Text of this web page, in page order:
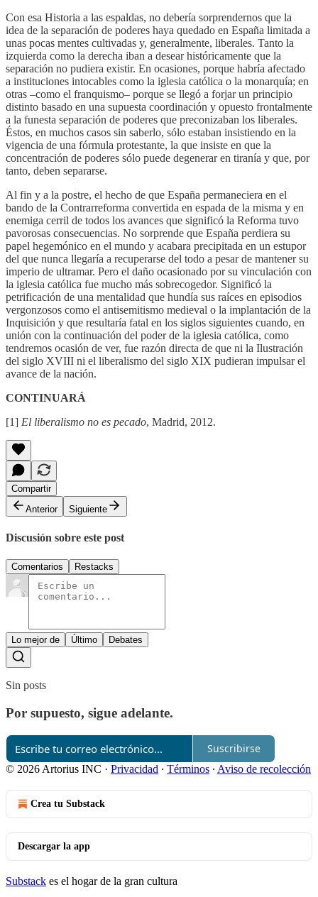
Con esa Historia a las espaldas, no debería sorprendernos que la
idea de la separación de poderes haya quedado en España limitada a
unas pocas mentes cultivadas y, generalmente, liberales. Tanto la
izquierda como la derecha iban a desear históricamente que la
separación no pudiera existir. En ocasiones, porque habría afectado
a instituciones intocables como la iglesia católica o la monarquía; en
otras –como el franquismo– porque se llegó a forjar un principio
distinto basado en una supuesta coordinación y opuesto frontalmente
a la funesta separación de poderes que preconizaban los liberales.
Éstos, en muchos casos sin saberlo, sólo estaban insistiendo en la
vigencia de una fórmula protestante, la que insiste en que la
concentración de poderes sólo puede degenerar en tiranía y que, por
tanto, deben separarse.
Al fin y a la postre, el hecho de que España permaneciera en el
bando de la Contrarreforma convertida en espada de la misma y en
enemiga cerril de todos los avances que significó la Reforma tuvo
pavorosas consecuencias. No sorprende que España perdiera su
papel hegemónico en el mundo y acabara precipitada en un estupor
del que nunca llegaría a recuperarse del todo a pesar de mantener su
imperio de ultramar. Pero el daño ocasionado por su vinculación con
la iglesia católica fue mucho más sobrecogedor. Significó la
petrificación de una mentalidad que hundía sus raíces en episodios
vergonzosos como el antisemitismo medieval o la implantación de la
Inquisición y que resultaría fatal en los siglos siguientes cuando, en
unión con la continuación del poder de la iglesia católica, como
tendremos ocasión de ver, fue razón directa de que ni la Ilustración
del siglo XVIII ni el liberalismo del siglo XIX pudieran impulsar el
avance de la nación.
CONTINUARÁ
[1] El liberalismo no es pecado, Madrid, 2012.
Compartir
Anterior
Siguiente
Discusión sobre este post
Comentarios Restacks
Lo mejor de Último Debates
Sin posts
Por supuesto, sigue adelante.
Suscribirse
© 2026 Artorius INC · Privacidad ∙ Términos ∙ Aviso de recolección
Crea tu Substack
Descargar la app
Substack es el hogar de la gran cultura